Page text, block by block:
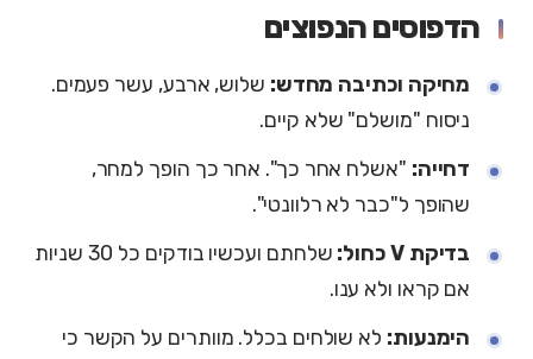
הדפוסים הנפוצים
מחיקה וכתיבה מחדש: שלוש, ארבע, עשר פעמים.
ניסוח "מושלם" שלא קיים.
דחייה: "אשלח אחר כך". אחר כך הופך למחר,
שהופך ל"כבר לא רלוונטי".
בדיקת V כחול:
שלחתם ועכשיו בודקים כל 30 שניות
אם קראו ולא ענו.
הימנעות: לא שולחים בכלל. מוותרים על הקשר כי